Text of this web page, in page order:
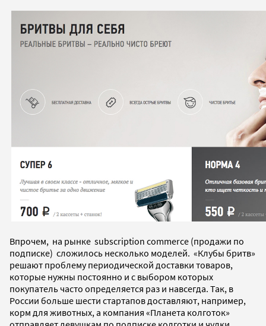
Впрочем, на рынке subscription commerce (продажи по
подписке) сложилось несколько моделей. «Клубы бритв»
решают проблему периодической доставки товаров,
которые нужны постоянно и с выбором которых
покупатель часто определяется раз и навсегда. Так, в
России больше шести стартапов доставляют, например,
корм для животных, а компания «Планета колготок»